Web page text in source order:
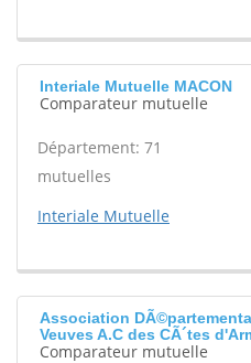
Interiale Mutuelle MACON
Comparateur mutuelle
Département: 71
mutuelles
Interiale Mutuelle
Association
Veuves A.C des CÃ´tes
Comparateur mutuelle